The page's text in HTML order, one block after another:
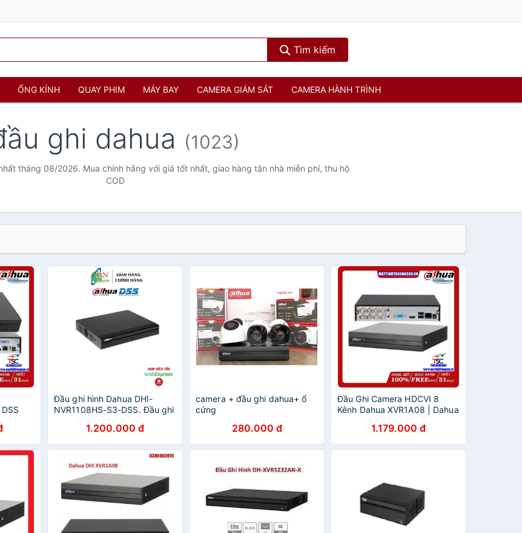
Tìm kiếm
ỐNG KÍNH QUAY PHIM MÁY BAY CAMERA GIÁM SÁT CAMERA HÀNH TRÌNH
ghi dahua (1023)
tháng 08/2026. Mua chính hãng với giá tốt nhất, giao hàng tận nhà miễn phí, thu hộ
COD
Đầu ghi hình Dahua DHI-
NVR1108HS-S3-DSS. Đầu ghi
hãng dss.1.200.000 đ
camera + đầu ghi dahua+ ổ
cứng
280.000 đ
Đầu Ghi Camera HDCVI 8
Kênh Dahua XVR1A08 | Dahua
1.179.000 đ